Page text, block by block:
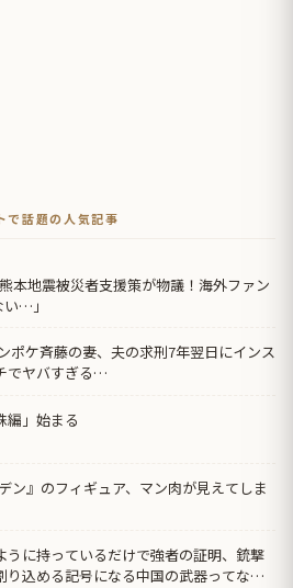
話題の人気記事
熊本地震被災者支援策が物議！海外ファン
い…」
ポケ斉藤の妻、夫の求刑7年翌日にインス
でヤバすぎる…
編」始まる
ン』のフィギュア、マン肉が見えてしま
うに持っているだけで強者の証明、銃撃
り込める記号になる中国の武器ってなん